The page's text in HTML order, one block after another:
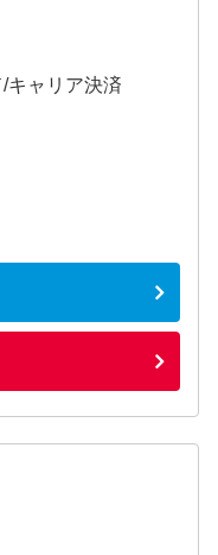
キャリア決済